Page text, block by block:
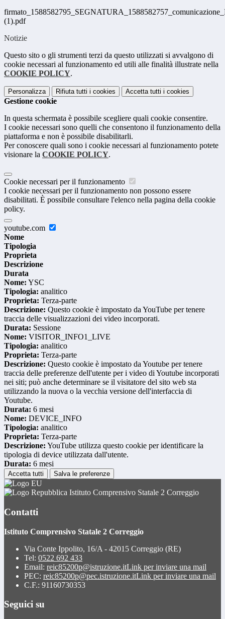
(1).pdf
Notizie
Questo sito o gli strumenti terzi da questo utilizzati si avvalgono di
cookie necessari al funzionamento ed utili alle finalità illustrate nella
COOKIE POLICY.
Personalizza Rifiuta tutti i cookies Accetta tutti i cookies
Gestione cookie
In questa schermata è possibile scegliere quali cookie consentire.
I cookie necessari sono quelli che consentono il funzionamento della
piattaforma e non è possibile disabilitarli.
Per conoscere quali sono i cookie necessari al funzionamento potete
visionare la COOKIE POLICY.
Cookie necessari per il funzionamento
I cookie necessari per il funzionamento non possono essere
disabilitati. È possibile consultare l'elenco nella pagina della cookie
policy.
youtube.com
Nome
Tipologia
Proprieta
Descrizione
Durata
Nome: YSC
Tipologia: analitico
Proprieta: Terza-parte
Descrizione: Questo cookie è impostato da YouTube per tenere
traccia delle visualizzazioni dei video incorporati.
Durata: Sessione
Nome: VISITOR_INFO1_LIVE
Tipologia: analitico
Proprieta: Terza-parte
Descrizione: Questo cookie è impostato da Youtube per tenere
traccia delle preferenze dell'utente per i video di Youtube incorporati
nei siti; può anche determinare se il visitatore del sito web sta
utilizzando la nuova o la vecchia versione dell'interfaccia di
Youtube.
Durata: 6 mesi
Nome: DEVICE_INFO
Tipologia: analitico
Proprieta: Terza-parte
Descrizione: YouTube utilizza questo cookie per identificare la
tipologia di device utilizzata dall'utente.
Durata: 6 mesi
Accetta tutti Salva le preferenze
Istituto Comprensivo Statale 2 Correggio
Contatti
Istituto Comprensivo Statale 2 Correggio
Via Conte Ippolito, 16/A - 42015 Correggio (RE)
Tel: 0522 692 433
Email: reic85200p@istruzione.itLink per inviare una mail
PEC: reic85200p@pec.istruzione.itLink per inviare una mail
C.F.: 91160730353
Seguici su